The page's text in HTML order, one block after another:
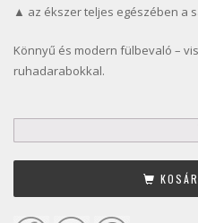
▲ az ékszer teljes egészében a
Könnyű és modern fülbevaló –
ruhadarabokkal.